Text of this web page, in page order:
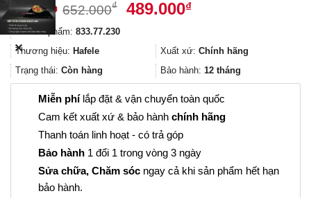
652.000₫
Giá
652.000₫.
489.000₫Giá
là:
489.000₫.
Mã sản phẩm: 833.77.230
Thương hiệu: Hafele Xuất xứ: Chính hãng
Trạng thái: Còn hàng Bảo hành: 12 tháng
Miễn phílắp đặt & vận chuyển toàn quốc
Cam kết xuất xứ & bảo hành chính hãng
Thanh toán linh hoạt - có trả góp
Bảo hành 1 đổi 1 trong vòng 3 ngày
Sửa chữa, Chăm sóc ngay cả khi sản phẩm hết hạn
bảo hành.
✕